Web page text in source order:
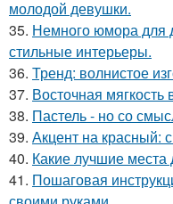
молодой девушки.
35. Немного юмора для
стильные интерьеры.
36. Тренд: волнистое
37. Восточная
38. Пастель - но со
39. Акцент на красный:
40. Какие лучшие места
41. Пошаговая